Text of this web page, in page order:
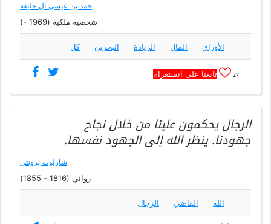
حمد بن عيسى آل خليفة
شخصية ملكية (1969 -)
الأوراق المال الزيادة البحرين كل
27 تابعنا على انستغرام
الرجال يحكمون علينا من خلال نجاح
جهودنا. ينظر الله إلى الجهود نفسها.
شارلوت برونتي
روائي (1816 - 1855)
الله القاضي الرجال